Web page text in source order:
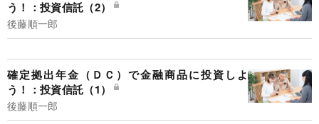
う！：投資信託（2）
後藤順一郎
確定拠出年金（ＤＣ）で金融商品に投資しよ
う！：投資信託（1）
後藤順一郎